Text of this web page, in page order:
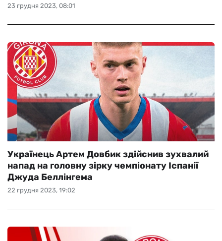
23 грудня 2023, 08:01
22 грудня 2023, 19:02
Українець Артем Довбик здійснив зухвалий
напад на головну зірку чемпіонату Іспанії
Джуда Беллінгема